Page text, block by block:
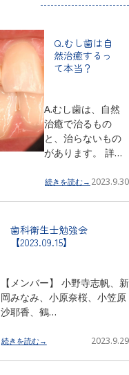
Q.むし歯は自
然治癒するっ
て本当？
A.むし歯は、自然
治癒で治るもの
と、治らないもの
があります。 詳…
続きを読む→ 2023.9.30
歯科衛生士勉強会
【2023.09.15】
【メンバー】 小野寺志帆、新
岡みなみ、小原奈桜、小笠原
沙耶香、鶴…
続きを読む→ 2023.9.29